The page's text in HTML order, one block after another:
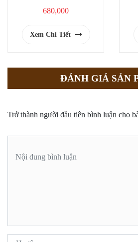
680,000
Xem Chi Tiết
ĐÁNH GIÁ SẢN
Trở thành người đầu tiên bình luận cho